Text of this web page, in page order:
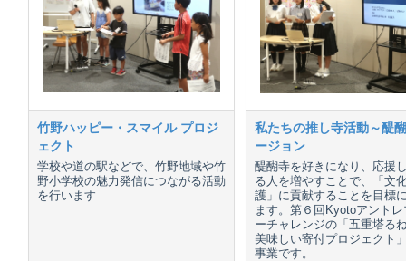
竹野ハッピー・スマイル プロジ
ェクト
学校や道の駅などで、竹野地域や竹
野小学校の魅力発信につながる活動
を行います
私たちの推し寺活動～醍
ージョン
醍醐寺を好きになり、応援
る人を増やすことで、「文
護」に貢献することを目標
ます。第６回Kyotoアント
ーチャレンジの「五重塔る
美味しい寄付プロジェクト
事業です。